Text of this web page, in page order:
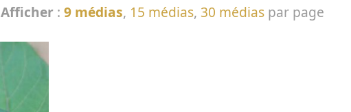
Afficher : 9 médias, 15 médias, 30 médias par page